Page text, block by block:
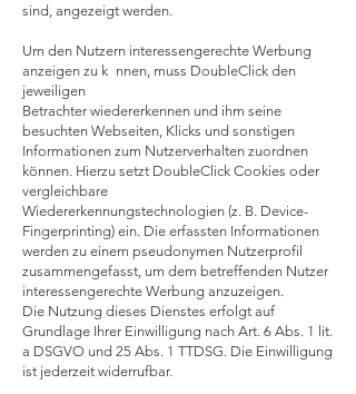
sind, angezeigt werden.
Um den Nutzern interessengerechte Werbung
anzeigen zu k nnen, muss DoubleClick den
jeweiligen
Betrachter wiedererkennen und ihm seine
besuchten Webseiten, Klicks und sonstigen
Informationen zum Nutzerverhalten zuordnen
können. Hierzu setzt DoubleClick Cookies oder
vergleichbare
Wiedererkennungstechnologien (z. B. Device-
Fingerprinting) ein. Die erfassten Informationen
werden zu einem pseudonymen Nutzerprofil
zusammengefasst, um dem betreffenden Nutzer
interessengerechte Werbung anzuzeigen.
Die Nutzung dieses Dienstes erfolgt auf
Grundlage Ihrer Einwilligung nach Art. 6 Abs. 1 lit.
a DSGVO und 25 Abs. 1 TTDSG. Die Einwilligung
ist jederzeit widerrufbar.